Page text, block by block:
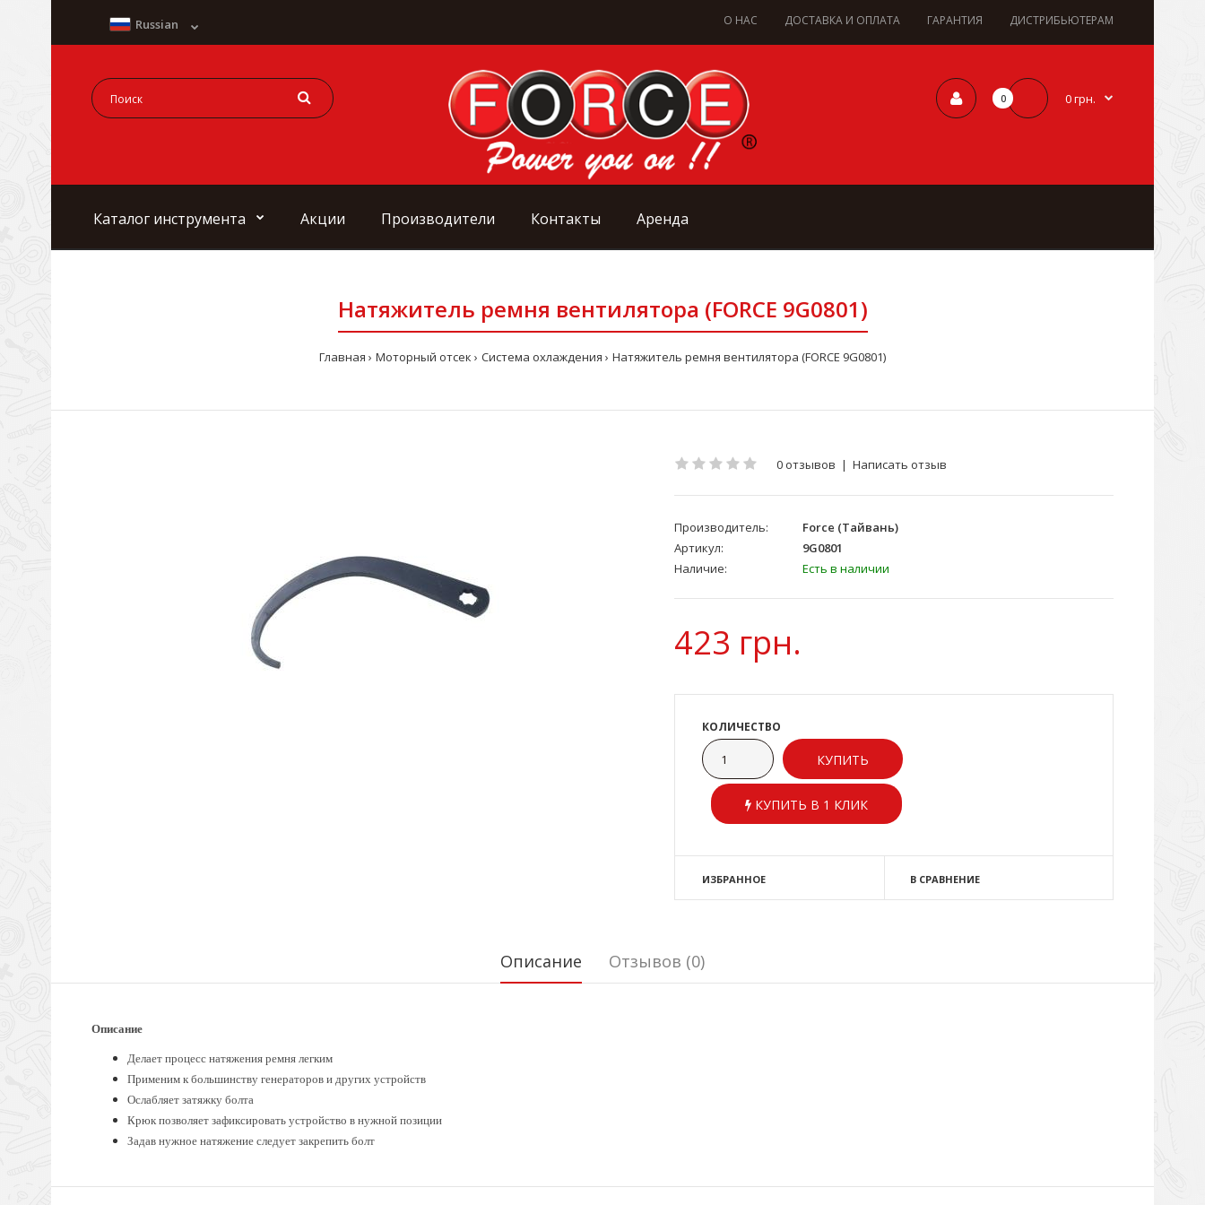
О НАС ДОСТАВКА И ОПЛАТА ГАРАНТИЯ ДИСТРИБЬЮТЕРАМ
Russian
0 0 грн.
Каталог инструмента Акции Производители Контакты Аренда
Натяжитель ремня вентилятора (FORCE 9G0801)
Главная Моторный отсек Система охлаждения Натяжитель ремня вентилятора (FORCE 9G0801)
0 отзывов | Написать отзыв
Производитель:
Force (Тайвань)
Артикул:
9G0801
Наличие:
Есть в наличии
423 грн.
КОЛИЧЕСТВО
КУПИТЬ В 1 КЛИК
ИЗБРАННОЕ В СРАВНЕНИЕ
Описание Отзывов (0)
Описание
Делает процесс натяжения ремня легким
Применим к большинству генераторов и других устройств
Ослабляет затяжку болта
Крюк позволяет зафиксировать устройство в нужной позиции
Задав нужное натяжение следует закрепить болт